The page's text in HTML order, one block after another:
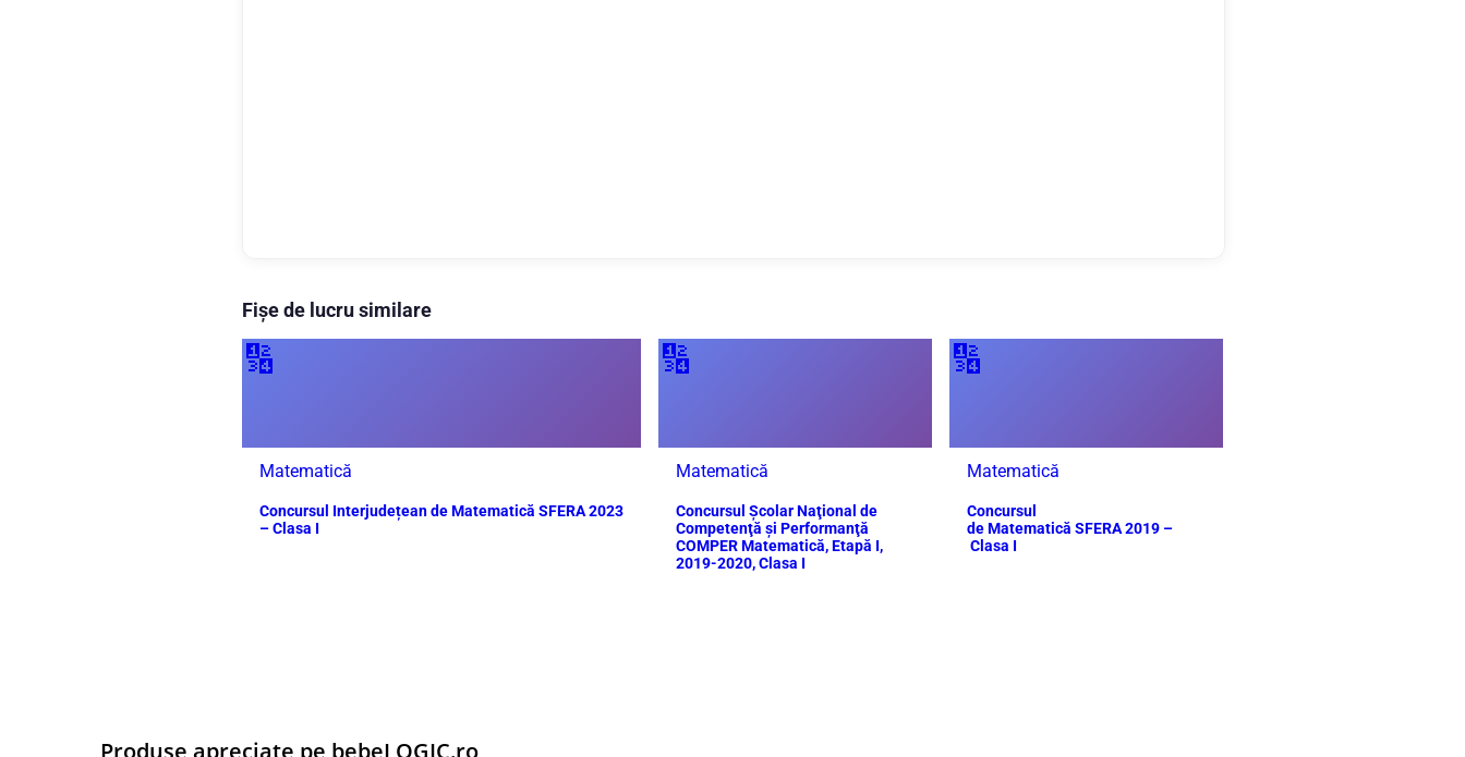
Fișe de lucru similare
🔢
Matematică
Concursul Interjudețean de Matematică SFERA 2023
– Clasa I
🔢
Matematică
Concursul Școlar Naţional de
Competenţă şi Performanţă
COMPER Matematică, Etapă I,
2019-2020, Clasa I
🔢
Matematică
Concursul
de Matematică SFERA 2019 –
Clasa I
Produse apreciate pe bebeLOGIC.ro